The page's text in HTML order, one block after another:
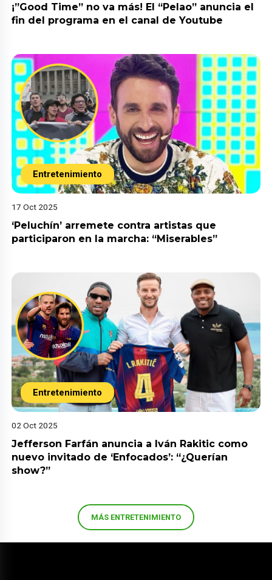
¡”Good Time” no va más! El “Pelao” anuncia el
fin del programa en el canal de Youtube
Entretenimiento
17 Oct 2025
‘Peluchín’ arremete contra artistas que
participaron en la marcha: “Miserables”
Entretenimiento
02 Oct 2025
Jefferson Farfán anuncia a Iván Rakitic como
nuevo invitado de ‘Enfocados’: “¿Querían
show?”
MÁS ENTRETENIMIENTO